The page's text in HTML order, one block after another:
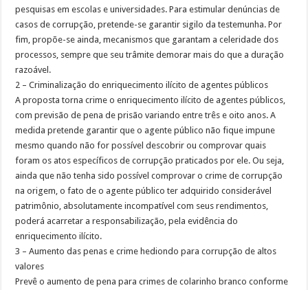
pesquisas em escolas e universidades. Para estimular denúncias de
casos de corrupção, pretende-se garantir sigilo da testemunha. Por
fim, propõe-se ainda, mecanismos que garantam a celeridade dos
processos, sempre que seu trâmite demorar mais do que a duração
razoável.
2 – Criminalização do enriquecimento ilícito de agentes públicos
A proposta torna crime o enriquecimento ilícito de agentes públicos,
com previsão de pena de prisão variando entre três e oito anos. A
medida pretende garantir que o agente público não fique impune
mesmo quando não for possível descobrir ou comprovar quais
foram os atos específicos de corrupção praticados por ele. Ou seja,
ainda que não tenha sido possível comprovar o crime de corrupção
na origem, o fato de o agente público ter adquirido considerável
patrimônio, absolutamente incompatível com seus rendimentos,
poderá acarretar a responsabilização, pela evidência do
enriquecimento ilícito.
3 – Aumento das penas e crime hediondo para corrupção de altos
valores
Prevê o aumento de pena para crimes de colarinho branco conforme